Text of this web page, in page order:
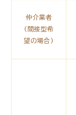
仲介業者
(間接型希
望の場合)